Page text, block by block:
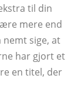
til din
mere end
nemt sige, at
har gjort et
en titel, der